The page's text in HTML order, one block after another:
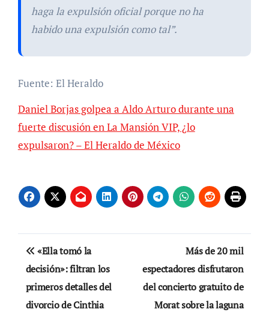
haga la expulsión oficial porque no ha
habido una expulsión como tal”.
Fuente: El Heraldo
Daniel Borjas golpea a Aldo Arturo durante una
fuerte discusión en La Mansión VIP, ¿lo
expulsaron? – El Heraldo de México
Navegación
de
entradas
«Ella tomó la
decisión»: filtran los
primeros detalles del
divorcio de Cinthia
Más de 20 mil
espectadores disfrutaron
del concierto gratuito de
Morat sobre la laguna